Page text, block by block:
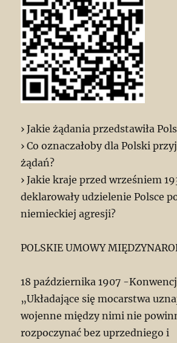
› Jakie żądania przedstawiła
› Co oznaczałoby dla Polski
żądań?
› Jakie kraje przed wrześniem
deklarowały udzielenie Polsce
niemieckiej agresji?
POLSKIE UMOWY
18 października 1907 -
„Układające się mocarstwa
wojenne między nimi nie
rozpoczynać bez uprzedniego i